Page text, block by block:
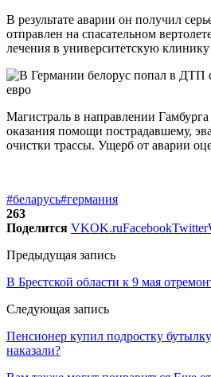
В результате аварии он получил
отправлен на спасательном
лечения в университетскую
Магистраль в направлении
оказания помощи пострадавшему,
очистки трассы. Ущерб от аварии
#беларусь#германия
263
Поделится VKOK.ruFacebookTwitter
Предыдущая запись
В Брестской области к 9 мая
Следующая запись
Пенсионер купил подростку
наказали?